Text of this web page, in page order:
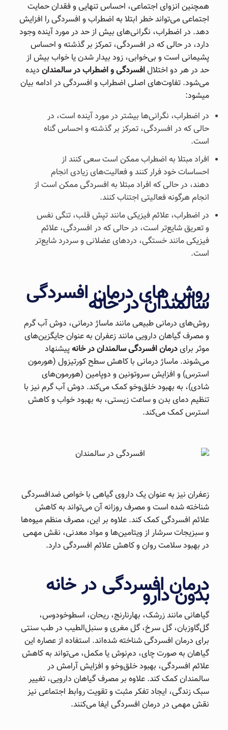
همچنین انزوای اجتماعی، احساس تنهایی و فقدان حمایت
اجتماعی می‌تواند خطر ابتلا به اضطراب و افسردگی را افزایش
دهد. در اضطراب، نگرانی‌های بیش از حد در مورد آینده وجود
دارد، در حالی که در افسردگی، تمرکز بر گذشته و احساس
پشیمانی است و بی‌خوابی، زود بیدار شدن یا خواب بیش از
حد در هر دو اختلالافسردگی و اضطراب در سالمندان دیده
می‌شود. تفاوت‌های اصلی اضطراب و افسردگی در ادامه بیان
میشود:
در اضطراب، نگرانی‌ها بیشتر در مورد آینده است، در
حالی که در افسردگی، تمرکز بر گذشته و احساس گناه
است.
افراد مبتلا به اضطراب ممکن است سعی کنند از
احساسات خود فرار کنند و فعالیت‌های زیادی انجام
دهند، در حالی که افراد مبتلا به افسردگی ممکن است از
انجام هرگونه فعالیتی اجتناب کنند.
در اضطراب، علائم فیزیکی مانند تپش قلب، تنگی نفس
و تعریق شایع‌تر است، در حالی که در افسردگی، علائم
فیزیکی مانند خستگی، دردهای عضلانی و سردرد شایع‌تر
است.
روش های درمان افسردگی
سالمندان در خانه
روش‌های درمانی طبیعی مانند ماساژ درمانی، دوش آب گرم
و مصرف گیاهان دارویی مانند زعفران به عنوان جایگزین‌های
موثر برایدرمان افسردگی سالمندان در خانهپیشنهاد
می‌شوند. ماساژ درمانی با کاهش سطح کورتیزول (هورمون
استرس) و افزایش سروتونین و دوپامین (هورمون‌های
شادی)، به بهبود خلق‌وخو کمک می‌کند. دوش آب گرم نیز با
تنظیم دمای بدن و ساعت زیستی، به بهبود خواب و کاهش
استرس کمک می‌کند.
زعفران نیز به عنوان یک داروی گیاهی با خواص ضدافسردگی
شناخته شده است و مصرف روزانه آن می‌تواند به کاهش
علائم افسردگی کمک کند. علاوه بر این، مصرف منظم میوه‌ها
و سبزیجات سرشار از ویتامین‌ها و مواد معدنی، نقش مهمی
در بهبود سلامت روان و کاهش علائم افسردگی دارد.
درمان افسردگی در خانه
بدون دارو
گیاهانی مانند زرشک، بهارنارنج، ریحان، اسطوخودوس،
گل‌گاوزبان، گل سرخ، گل مغری و سنبل‌الطیب در طب سنتی
برای درمان افسردگی شناخته شده‌اند. استفاده از عصاره این
گیاهان به صورت چای، دم‌نوش یا مکمل، می‌تواند به کاهش
علائم افسردگی، بهبود خلق‌وخو و افزایش آرامش در
سالمندان کمک کند. علاوه بر مصرف گیاهان دارویی، تغییر
سبک زندگی، ایجاد تفکر مثبت و تقویت روابط اجتماعی نیز
نقش مهمی در درمان افسردگی ایفا می‌کنند.